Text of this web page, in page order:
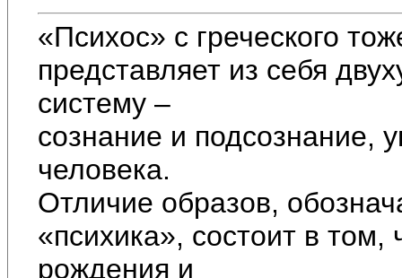
«Психос» с греческого
представляет из себя
систему –
сознание и подсознание,
человека.
Отличие образов,
«психика», состоит в
рождения и